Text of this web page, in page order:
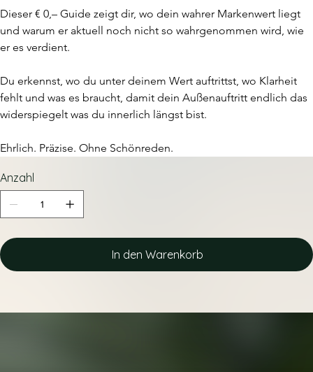
Dieser € 0,– Guide zeigt dir, wo dein wahrer Markenwert liegt
und warum er aktuell noch nicht so wahrgenommen wird, wie
er es verdient.
Du erkennst, wo du unter deinem Wert auftrittst, wo Klarheit
fehlt und was es braucht, damit dein Außenauftritt endlich das
widerspiegelt was du innerlich längst bist.
Ehrlich. Präzise. Ohne Schönreden.
Anzahl
In den Warenkorb